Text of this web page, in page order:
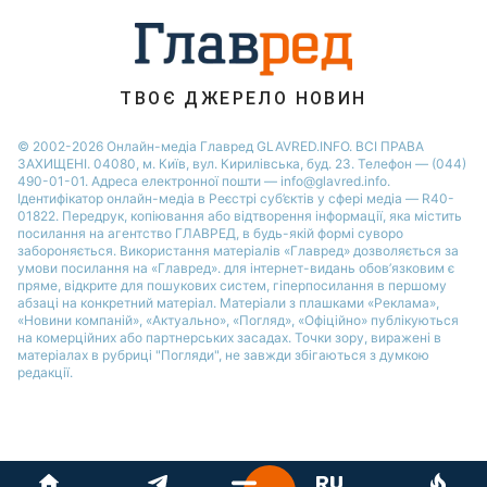
ТВОЄ ДЖЕРЕЛО НОВИН
© 2002-2026 Онлайн-медіа Главред GLAVRED.INFO. ВСІ ПРАВА
ЗАХИЩЕНІ. 04080, м. Київ, вул. Кирилівська, буд. 23. Телефон — (044)
490-01-01. Адреса електронної пошти — info@glavred.info.
Ідентифікатор онлайн-медіа в Реєстрі суб’єктів у сфері медіа — R40-
01822. Передрук, копіювання або відтворення інформації, яка містить
посилання на агентство ГЛАВРЕД, в будь-якій формi суворо
забороняється. Використання матеріалів «Главред» дозволяється за
умови посилання на «Главред». для інтернет-видань обов’язковим є
пряме, відкрите для пошукових систем, гіперпосилання в першому
абзаці на конкретний матеріал. Матеріали з плашками «Реклама»,
«Новини компаній», «Актуально», «Погляд», «Офіційно» публікуються
на комерційних або партнерських засадах. Точки зору, виражені в
матеріалах в рубриці "Погляди", не завжди збігаються з думкою
редакції.